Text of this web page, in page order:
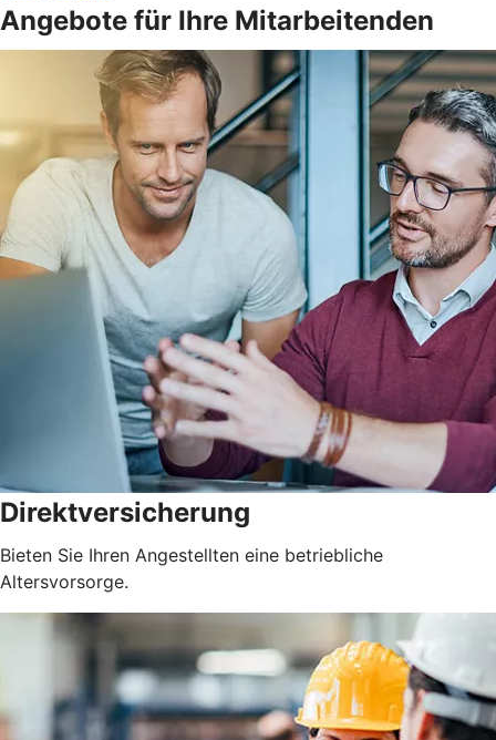
Angebote für Ihre Mitarbeitenden
Direktversicherung
Bieten Sie Ihren Angestellten eine betriebliche
Altersvorsorge.